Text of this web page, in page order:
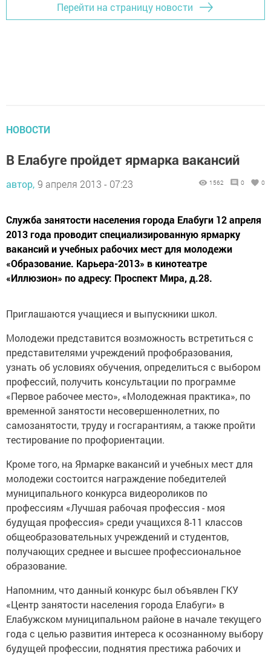
Перейти на страницу новости
НОВОСТИ
В Елабуге пройдет ярмарка вакансий
автор, 9 апреля 2013 - 07:23 1562 0 0
Служба занятости населения города Елабуги 12 апреля
2013 года проводит специализированную ярмарку
вакансий и учебных рабочих мест для молодежи
«Образование. Карьера-2013» в кинотеатре
«Иллюзион» по адресу: Проспект Мира, д.28.
Приглашаются учащиеся и выпускники школ.
Молодежи представится возможность встретиться с
представителями учреждений профобразования,
узнать об условиях обучения, определиться с выбором
профессий, получить консультации по программе
«Первое рабочее место», «Молодежная практика», по
временной занятости несовершеннолетних, по
самозанятости, труду и госгарантиям, а также пройти
тестирование по профориентации.
Кроме того, на Ярмарке вакансий и учебных мест для
молодежи состоится награждение победителей
муниципального конкурса видеороликов по
профессиям «Лучшая рабочая профессия - моя
будущая профессия» среди учащихся 8-11 классов
общеобразовательных учреждений и студентов,
получающих среднее и высшее профессиональное
образование.
Напомним, что данный конкурс был объявлен ГКУ
«Центр занятости населения города Елабуги» в
Елабужском муниципальном районе в начале текущего
года с целью развития интереса к осознанному выбору
будущей профессии, поднятия престижа рабочих и